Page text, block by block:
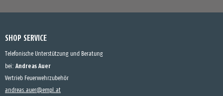
SHOP SERVICE
Telefonische Unterstützung und Beratung
bei: Andreas Auer
Vertrieb Feuerwehrzubehör
andreas.auer@empl.at